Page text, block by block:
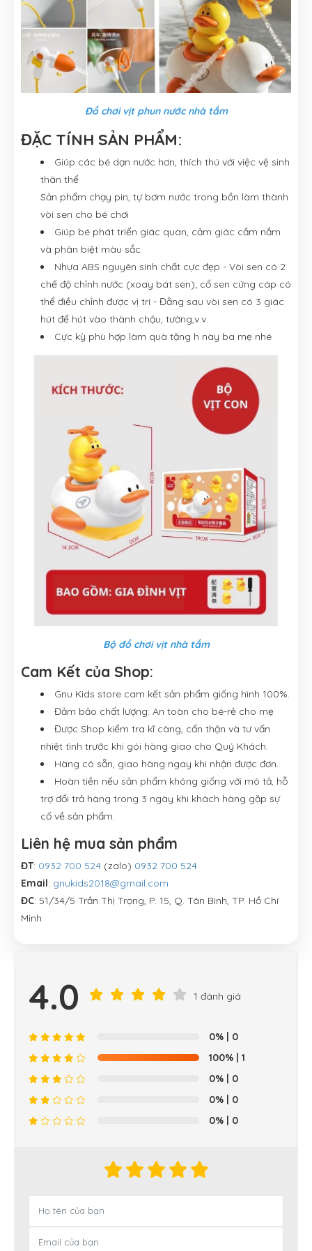
Đồ chơi vịt phun nước nhà tắm
ĐẶC TÍNH SẢN PHẨM:
Giúp các bé dạn nước hơn, thích thú với việc vệ sinh
thân thể
Sản phẩm chạy pin, tự bơm nước trong bồn làm thành
vòi sen cho bé chơi
Giúp bé phát triển giác quan, cảm giác cầm nắm
và phân biệt màu sắc
Nhựa ABS nguyên sinh chất cực đẹp - Vòi sen có 2
chế độ chỉnh nước (xoay bát sen); cổ sen cứng cáp có
thể điều chỉnh được vị trí - Đằng sau vòi sen có 3 giác
hút để hút vào thành chậu, tường,v.v.
Cực kỳ phù hợp làm quà tặng h này ba mẹ nhé
Bộ đồ chơi vịt nhà tắm
Cam Kết của Shop:
Gnu Kids store cam kết sản phẩm giống hình 100%.
Đảm bảo chất lượng: An toàn cho bé-rẻ cho mẹ
Được Shop kiểm tra kĩ càng, cẩn thận và tư vấn
nhiệt tình trước khi gói hàng giao cho Quý Khách.
Hàng có sẵn, giao hàng ngay khi nhận được đơn.
Hoàn tiền nếu sản phẩm không giống với mô tả, hỗ
trợ đổi trả hàng trong 3 ngày khi khách hàng gặp sự
cố về sản phẩm.
Liên hệ mua sản phẩm
ĐT: 0932 700 524 (zalo) 0932 700 524
Email: gnukids2018@gmail.com
ĐC: 51/34/5 Trần Thị Trọng, P. 15, Q. Tân Bình, TP. Hồ Chí
Minh
4.0 1 đánh giá
0% | 0
100% | 1
0% | 0
0% | 0
0% | 0